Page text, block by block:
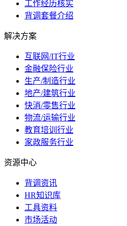
工作经历核实
背调套餐介绍
解决方案
互联网/IT行业
金融保险行业
生产/制造行业
地产/建筑行业
快消/零售行业
物流/运输行业
教育培训行业
家政服务行业
资源中心
背调资讯
HR知识库
工具资料
市场活动